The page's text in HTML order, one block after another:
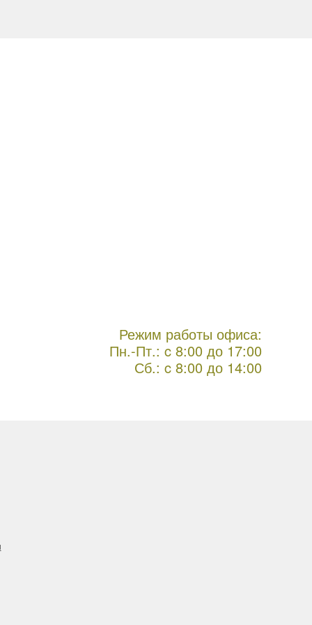
Режим работы офиса:
Пн.-Пт.: c 8:00 до 17:00
Сб.: c 8:00 до 14:00